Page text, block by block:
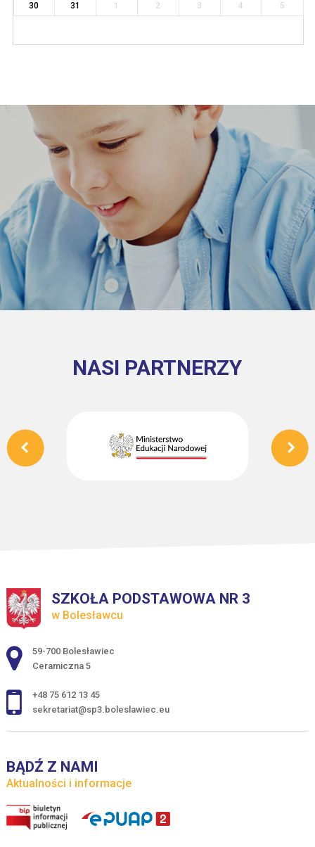
30
31 1 2 3 4 5
NASI PARTNERZY
SZKOŁA PODSTAWOWA NR 3
w Bolesławcu
Adres pocztowy:
59-700 Bolesławiec
Ceramiczna 5
+48 75 612 13 45
sekretariat@sp3.boleslawiec.eu
BĄDŹ Z NAMI
Aktualności i informacje